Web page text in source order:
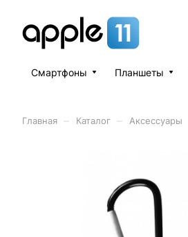
Смартфоны Планшеты
Главная Каталог Аксессуары